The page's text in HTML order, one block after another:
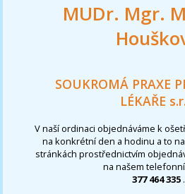
MUDr. Mgr.
SOUKROMÁ PRAXE
LÉKAŘE
V naší ordinaci objednáváme k
na konkrétní den a hodinu a to
stránkách prostřednictvím
na našem
377 464 335 .